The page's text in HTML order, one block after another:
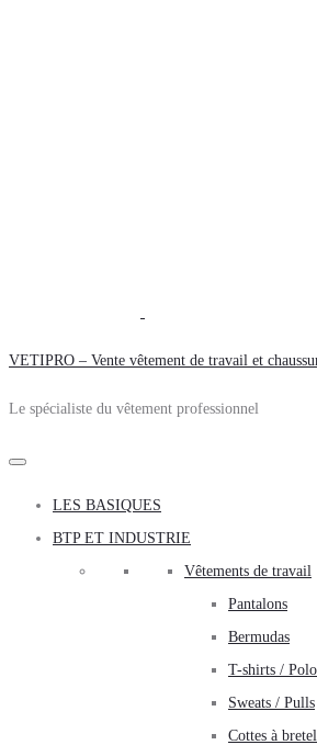
VETIPRO – Vente vêtement de travail et
Le spécialiste du vêtement professionnel
LES BASIQUES
BTP ET INDUSTRIE
Vêtements de travail
Pantalons
Bermudas
T-shirts /
Sweats / Pulls
Cottes à